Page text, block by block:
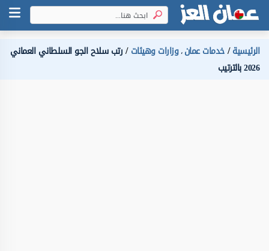
الرئيسية خدمات عمان،وزارات وهيئات رتب سلاح الجو السلطاني العماني
2026 بالترتيب